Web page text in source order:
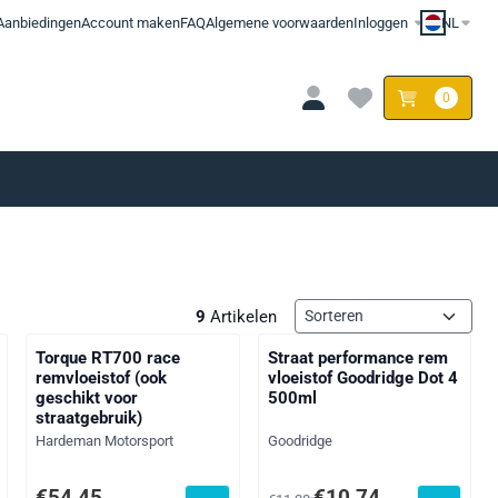
Account makenFAQAlgemene voorwaardenInloggen NL
0
9 Artikelen Sorteermethode
101,65
Torque RT700 race
remvloeistof (ook
geschikt voor
straatgebruik)
Merk:
Hardeman Motorsport
Prijs: 54,45, exclusief btw: 45,00
Straat performance rem
vloeistof Goodridge Dot 4
500ml
Merk:
Goodridge
Van 11,28 voor 10,74,